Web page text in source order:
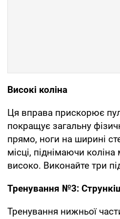
Високі коліна
Ця вправа прискорює
покращує загальну
прямо, ноги на ширині
місці, піднімаючи
високо. Виконайте три
Тренування №3:
Тренування нижньої